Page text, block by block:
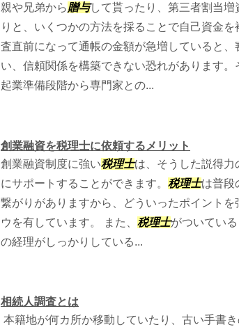
親や兄弟から贈与して貰ったり、第三者割当
りと、いくつかの方法を採ることで自己資金
査直前になって通帳の金額が急増していると、
い、信頼関係を構築できない恐れがあります。
起業準備段階から専門家との...
創業融資を税理士に依頼するメリット
創業融資制度に強い税理士は、そうした説得力
にサポートすることができます。 税理士は普段
繋がりがありますから、どういったポイント
ウを有しています。 また、 税理士がついてい
の経理がしっかりしている...
相続人調査とは
本籍地が何カ所か移動していたり、古い手書